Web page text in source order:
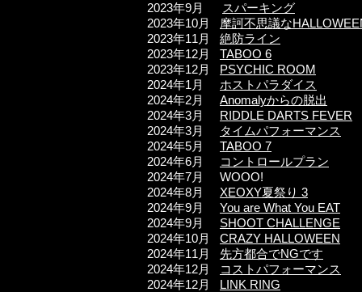
2023年9月
スパーキング
2023年10月 摩訶不思議な
2023年11月 絶防ライン
2023年12月 TABOO 6
2023年12月 PSYCHIC ROOM
2024年1月 ホストパラダイス
2024年2月 Anomalyからの脱出
2024年3月 RIDDLE DARTS FEVER
2024年3月
タイムパフォーマンス
2024年5月 TABOO 7
2024年6月
コントロールプラン
2024年7月 WOOO!
2024年8月 XEOXY夏祭り 3
2024年9月 You are What You EAT
2024年9月 SHOOT CHALLENGE
2024年10月 CRAZY HALLOWEEN
2024年11 月 先方都合でNGです
2024年12月
コストパフォーマンス
2024年12月 LINK RING